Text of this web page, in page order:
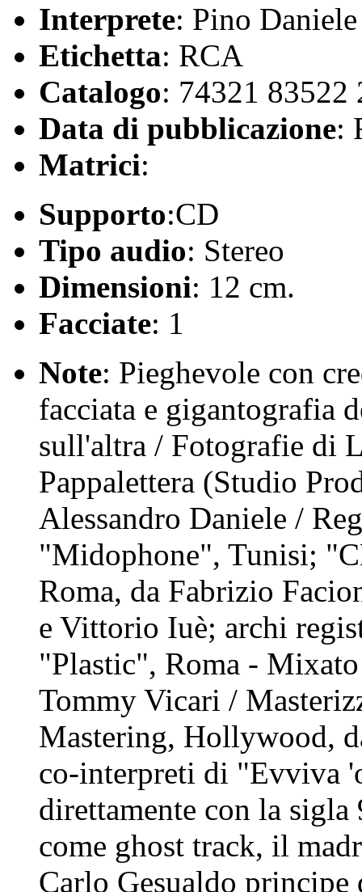
Interprete: Pino Daniele
Etichetta: RCA
Catalogo: 74321 83522
Data di pubblicazione:
Matrici:
Supporto:CD
Tipo audio: Stereo
Dimensioni: 12 cm.
Facciate: 1
Note: Pieghevole con
facciata e gigantografia
sull'altra / Fotografie di
Pappalettera (Studio
Alessandro Daniele /
"Midophone", Tunisi;
Roma, da Fabrizio
e Vittorio Iuè; archi
"Plastic", Roma -
Tommy Vicari /
Mastering, Hollywood,
co-interpreti di "Evviva
direttamente con la
come ghost track, il
Carlo Gesualdo principe